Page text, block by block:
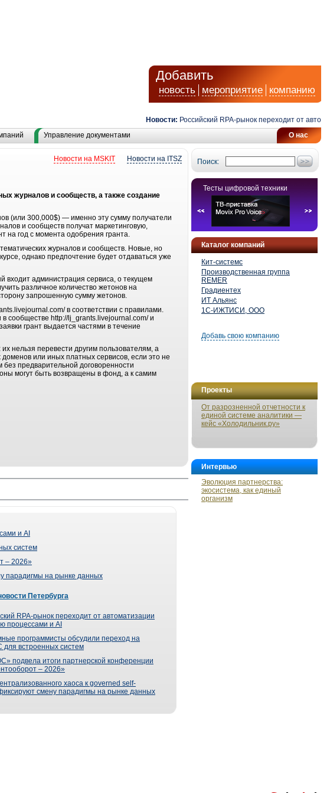
Добавить
новость мероприятие компанию
Новости: Российский RPA-рынок переходит от
О нас
Управление документами
Поиск:
Тесты цифровой техники
Каталог компаний
Кит-системс
Производственная группа
REMER
Градиентех
ИТ Альянс
1С-ИЖТИСИ, ООО
Добавь свою компанию
Проекты
От разрозненной отчетности к
единой системе аналитики —
кейс «Холодильник.ру»
Интервью
Эволюция партнерства:
экосистема, как единый
организм
Новости на ITSZ
Новости на MSKIT
журналов и сообществ, а также создание
(или 300,000$) — именно эту сумму получатели
и сообществ получат маркетинговую,
на год с момента одобрения гранта.
журналов и сообществ. Новые, но
однако предпочтение будет отдаваться уже
входит администрация сервиса, о текущем
различное количество жетонов на
запрошенную сумму жетонов.
в соответствии с правилами.
в сообществе http://lj_grants.livejournal.com/ и
грант выдается частями в течение
нельзя перевести другим пользователям, а
или иных платных сервисов, если это не
предварительной договоренности
могут быть возвращены в фонд, а к самим
и AI
систем
– 2026»
парадигмы на рынке данных
Петербурга
RPA-рынок переходит от автоматизации
процессами и AI
программисты обсудили переход на
для встроенных систем
подвела итоги партнерской конференции
– 2026»
хаоса к governed self-
смену парадигмы на рынке данных